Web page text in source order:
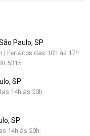
Paulo, SP
| Feriados das 10h às 17h
5315
SP
14h as 20h
SP
14h às 20h